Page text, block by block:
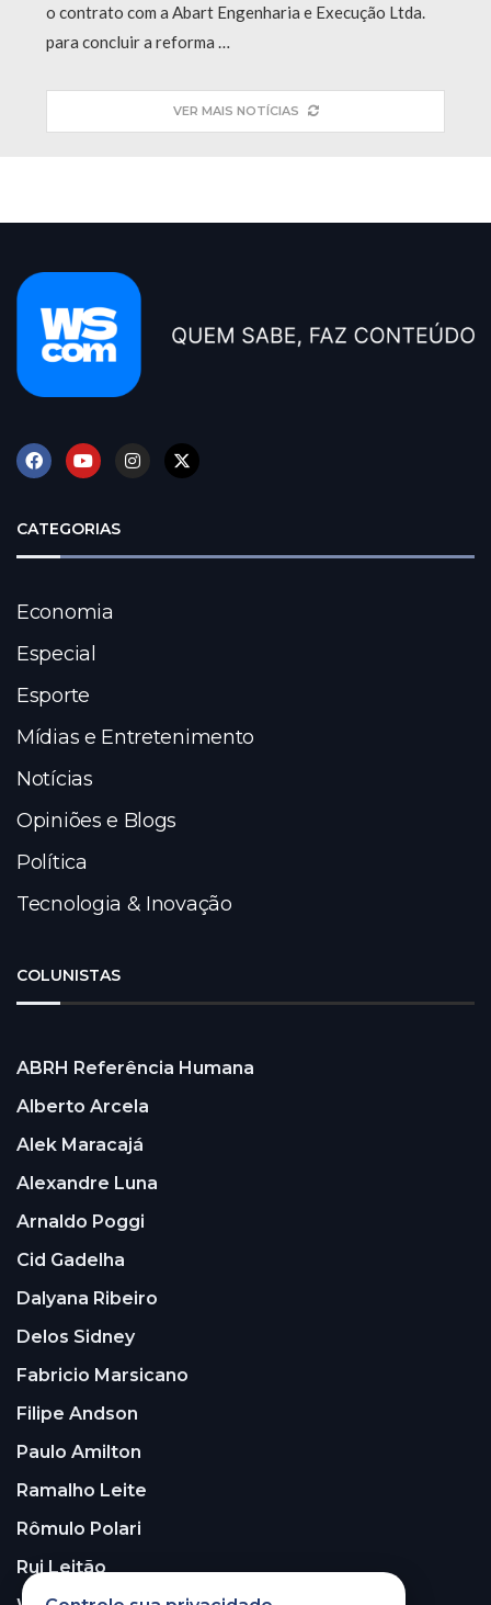
o contrato com a Abart Engenharia e Execução Ltda.
para concluir a reforma …
VER MAIS NOTÍCIAS
CATEGORIAS
Economia
Especial
Esporte
Mídias e Entretenimento
Notícias
Opiniões e Blogs
Política
Tecnologia & Inovação
COLUNISTAS
ABRH Referência Humana
Alberto Arcela
Alek Maracajá
Alexandre Luna
Arnaldo Poggi
Cid Gadelha
Dalyana Ribeiro
Delos Sidney
Fabricio Marsicano
Filipe Andson
Paulo Amilton
Ramalho Leite
Rômulo Polari
Rui Leitão